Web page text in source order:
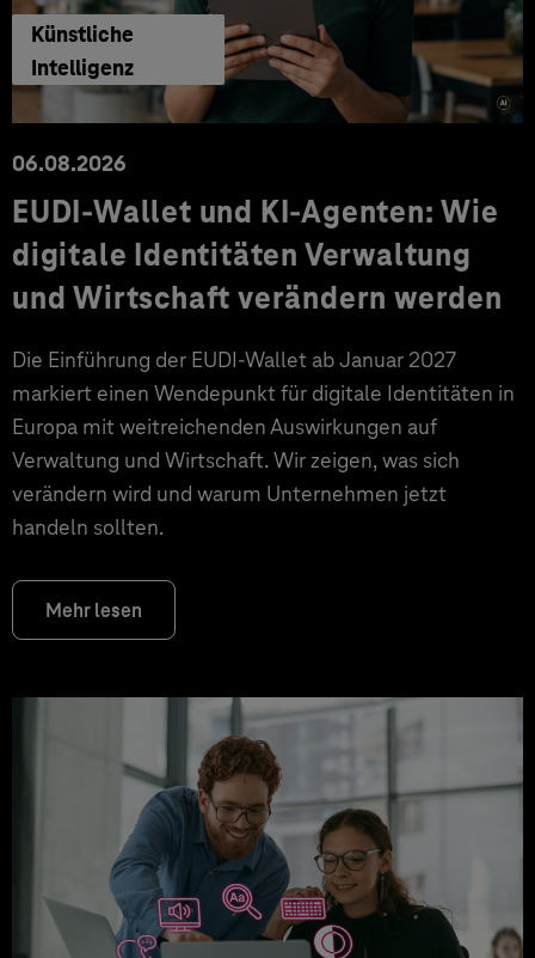
Künstliche
Intelligenz
06.08.2026
EUDI-Wallet und KI-Agenten: Wie
digitale Identitäten Verwaltung
und Wirtschaft verändern werden
Die Einführung der EUDI-Wallet ab Januar 2027
markiert einen Wendepunkt für digitale Identitäten in
Europa mit weitreichenden Auswirkungen auf
Verwaltung und Wirtschaft. Wir zeigen, was sich
verändern wird und warum Unternehmen jetzt
handeln sollten.
Mehr lesen